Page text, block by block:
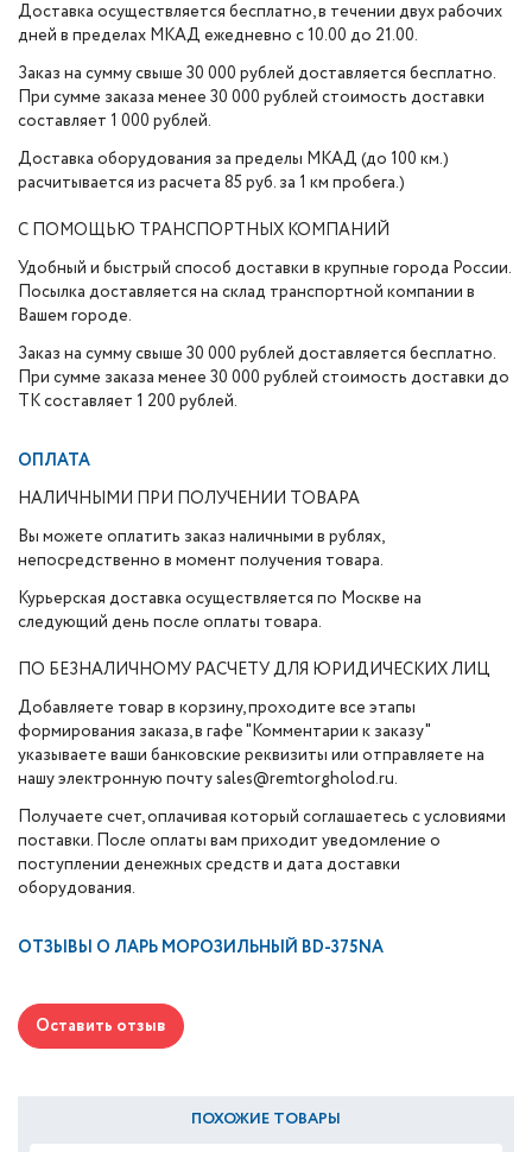
Доставка осуществляется бесплатно, в течении двух рабочих
дней в пределах МКАД ежедневно с 10.00 до 21.00.
Заказ на сумму свыше 30 000 рублей доставляется бесплатно.
При сумме заказа менее 30 000 рублей стоимость доставки
составляет 1 000 рублей.
Доставка оборудования за пределы МКАД (до 100 км.)
расчитывается из расчета 85 руб. за 1 км пробега.)
С ПОМОЩЬЮ ТРАНСПОРТНЫХ КОМПАНИЙ
Удобный и быстрый способ доставки в крупные города России.
Посылка доставляется на склад транспортной компании в
Вашем городе.
Заказ на сумму свыше 30 000 рублей доставляется бесплатно.
При сумме заказа менее 30 000 рублей стоимость доставки до
ТК составляет 1 200 рублей.
ОПЛАТА
НАЛИЧНЫМИ ПРИ ПОЛУЧЕНИИ ТОВАРА
Вы можете оплатить заказ наличными в рублях,
непосредственно в момент получения товара.
Курьерская доставка осуществляется по Москве на
следующий день после оплаты товара.
ПО БЕЗНАЛИЧНОМУ РАСЧЕТУ ДЛЯ ЮРИДИЧЕСКИХ ЛИЦ
Добавляете товар в корзину, проходите все этапы
формирования заказа, в гафе "Комментарии к заказу"
указываете ваши банковские реквизиты или отправляете на
нашу электронную почту sales@remtorgholod.ru.
Получаете счет, оплачивая который соглашаетесь с условиями
поставки. После оплаты вам приходит уведомление о
поступлении денежных средств и дата доставки
оборудования.
ОТЗЫВЫ О ЛАРЬ МОРОЗИЛЬНЫЙ BD-375NA
Оставить отзыв
ПОХОЖИЕ ТОВАРЫ